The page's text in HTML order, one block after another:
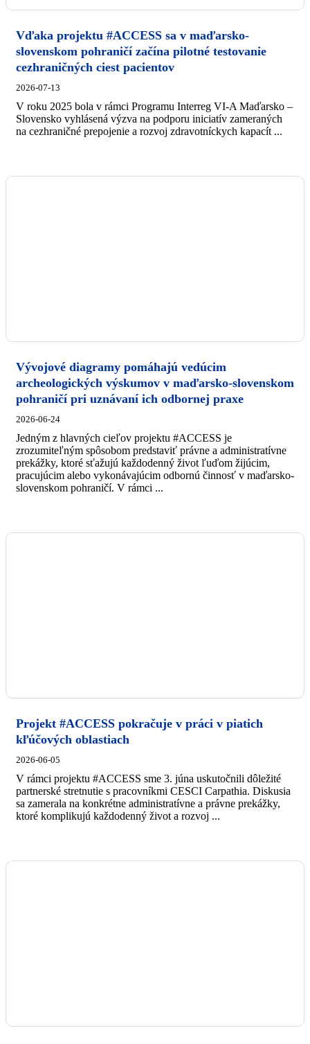
Vďaka projektu #ACCESS sa v maďarsko-
slovenskom pohraničí začína pilotné testovanie
cezhraničných ciest pacientov
2026-07-13
V roku 2025 bola v rámci Programu Interreg VI-A Maďarsko –
Slovensko vyhlásená výzva na podporu iniciatív zameraných
na cezhraničné prepojenie a rozvoj zdravotníckych kapacít ...
Vývojové diagramy pomáhajú vedúcim
archeologických výskumov v maďarsko-slovenskom
pohraničí pri uznávaní ich odbornej praxe
2026-06-24
Jedným z hlavných cieľov projektu #ACCESS je
zrozumiteľným spôsobom predstaviť právne a administratívne
prekážky, ktoré sťažujú každodenný život ľuďom žijúcim,
pracujúcim alebo vykonávajúcim odbornú činnosť v maďarsko-
slovenskom pohraničí. V rámci ...
Projekt #ACCESS pokračuje v práci v piatich
kľúčových oblastiach
2026-06-05
V rámci projektu #ACCESS sme 3. júna uskutočnili dôležité
partnerské stretnutie s pracovníkmi CESCI Carpathia. Diskusia
sa zamerala na konkrétne administratívne a právne prekážky,
ktoré komplikujú každodenný život a rozvoj ...